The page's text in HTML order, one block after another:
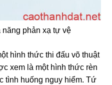
năng phản xạ tự vệ
hình thức thi đấu võ thuật
xem là một hình thức rèn
tình huống nguy hiểm. Tứ